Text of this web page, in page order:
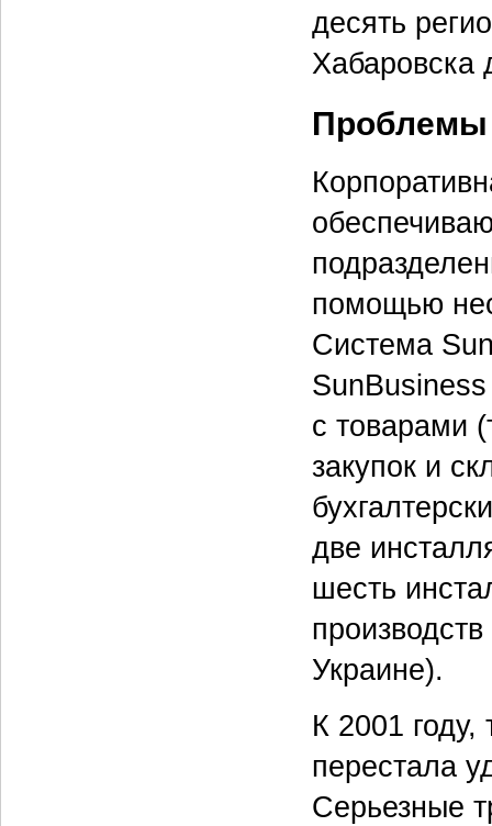
десять
Хабаровска
Проблемы
помощью
Система
с товарами
закупок и
две
шесть
Украине).
К 2001
перестала
Серьезные